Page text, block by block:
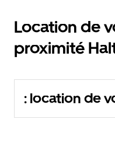
Location de
proximité
: location de